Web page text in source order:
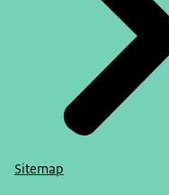
Sitemap